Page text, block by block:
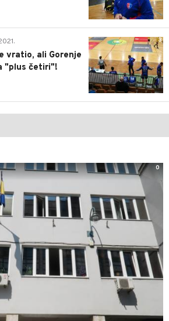
3
vratio, ali Gorenje
"plus četiri"!
0